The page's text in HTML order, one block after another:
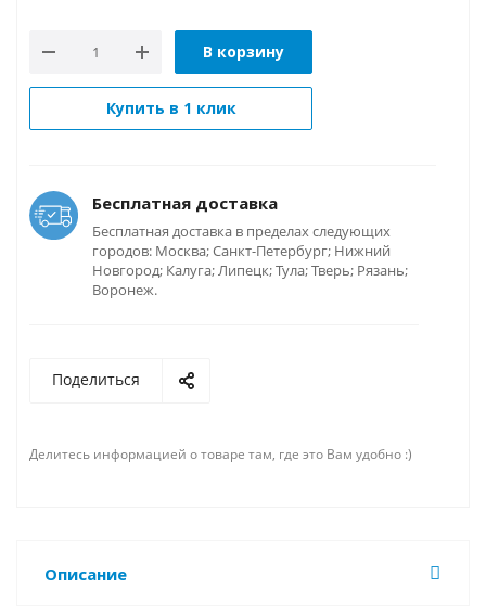
В корзину
Купить в 1 клик
Бесплатная доставка
Бесплатная доставка в пределах следующих
городов: Москва; Санкт-Петербург; Нижний
Новгород; Калуга; Липецк; Тула; Тверь; Рязань;
Воронеж.
Поделиться
Делитесь информацией о товаре там, где это Вам удобно :)
Описание